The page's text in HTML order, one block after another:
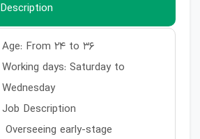
Description
Age: From 24 to 36
Working days: Saturday to
Wednesday
Job Description
Overseeing early-stage